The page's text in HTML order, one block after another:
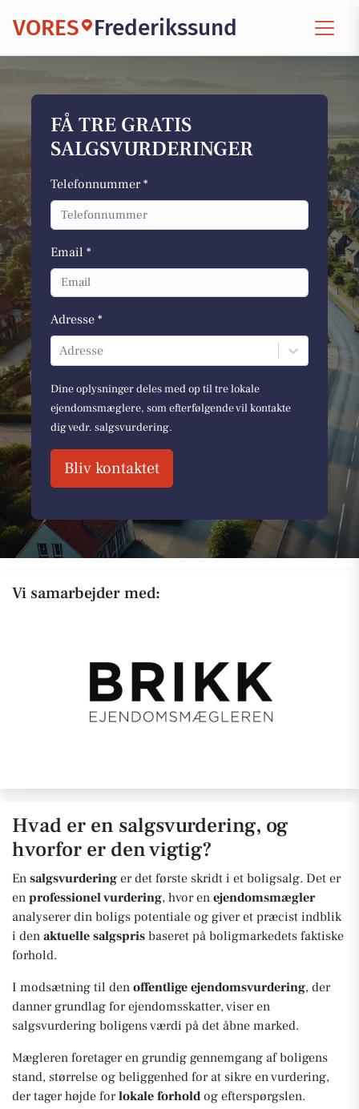
VORES Frederikssund
FÅ TRE GRATIS
SALGSVURDERINGER
Telefonnummer *
Email *
Adresse *
Adresse
Dine oplysninger deles med op til tre lokale
ejendomsmæglere, som efterfølgende vil kontakte
dig vedr. salgsvurdering.
Bliv kontaktet
Vi samarbejder med:
Hvad er en salgsvurdering, og
hvorfor er den vigtig?
En salgsvurdering er det første skridt i et boligsalg. Det er
en professionel vurdering, hvor en ejendomsmægler
analyserer din boligs potentiale og giver et præcist indblik
i den aktuelle salgspris baseret på boligmarkedets faktiske
forhold.
I modsætning til den offentlige ejendomsvurdering, der
danner grundlag for ejendomsskatter, viser en
salgsvurdering boligens værdi på det åbne marked.
Mægleren foretager en grundig gennemgang af boligens
stand, størrelse og beliggenhed for at sikre en vurdering,
der tager højde forlokale forhold og efterspørgslen.